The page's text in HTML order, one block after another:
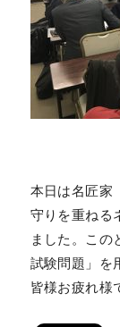
本日は名匠家
守りを重ねる
ました。この
試験問題」を
皆様お疲れ様